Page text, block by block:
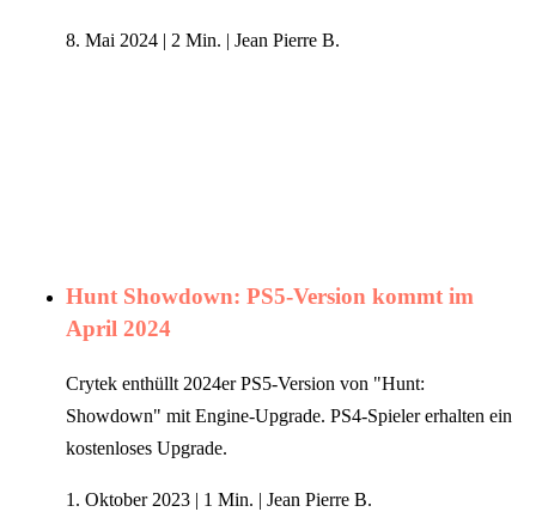
8. Mai 2024 | 2 Min. | Jean Pierre B.
Hunt Showdown: PS5-Version kommt im
April 2024
Crytek enthüllt 2024er PS5-Version von "Hunt:
Showdown" mit Engine-Upgrade. PS4-Spieler erhalten ein
kostenloses Upgrade.
1. Oktober 2023 | 1 Min. | Jean Pierre B.